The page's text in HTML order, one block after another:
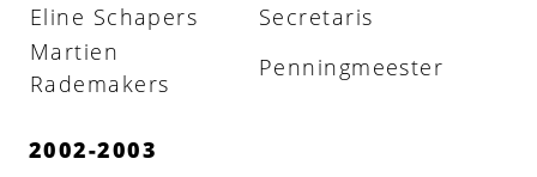
Eline Schapers
Secretaris
Martien
Rademakers
Penningmeester
2002-2003